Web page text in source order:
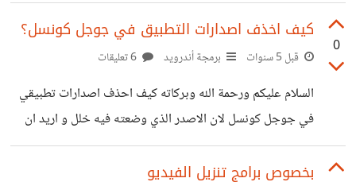
مراجعة تطبيقك للامتثال لسياسات برنامج المطور ، سنحتاج
منك تقديم بيانات اعتماد صالحة لتسجيل الدخول الخاصة بك
0
كيف اخذف اصدارات التطبيق في جوجل كونسل؟
قبل 5 سنوات برمجة أندرويد
السلام عليكم ورحمة الله وبركاته كيف احذف اصدارات تطبيقي
في جوجل كونسل لان الاصدر الذي وضعته فيه خلل و اريد ان
اضع اصدار اخر اصلحته و اريد ان احذف الاصدار اللذي وضعته
كيف ذالك اللي عنده الحل يفيدني؟
بخصوص برامج تنزيل الفيديو